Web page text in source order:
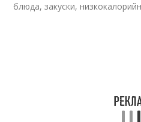
блюда, закуски,